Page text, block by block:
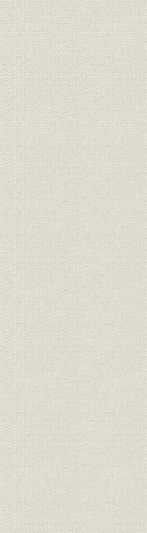
経営者
資料
事業所
商品;風俗
風俗
業界
事業所